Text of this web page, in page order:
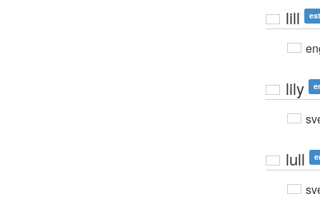
lill
lily
lull